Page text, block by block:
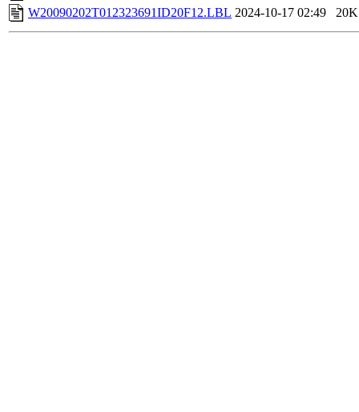
W20090202T012323691ID20F12.LBL 2024-10-17 02:49 20K